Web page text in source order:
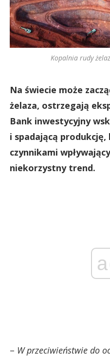
Kopalnia rudy
Na świecie może
żelaza, ostrzegają
Bank inwestycyjny
i spadającą
czynnikami
niekorzystny trend.
– W przeciwieństwie do